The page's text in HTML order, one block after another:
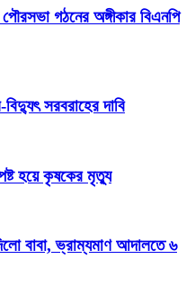
গঠনের অঙ্গীকার বিএনপি
বিদ্যুৎ সরবরাহের দাবি
হয়ে কৃষকের মৃত্যু
বাবা, ভ্রাম্যমাণ আদালতে ৬